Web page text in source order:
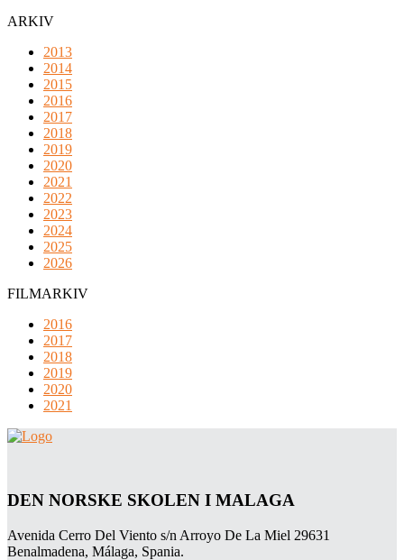
ARKIV
2013
2014
2015
2016
2017
2018
2019
2020
2021
2022
2023
2024
2025
2026
FILMARKIV
2016
2017
2018
2019
2020
2021
DEN NORSKE SKOLEN I MALAGA
Avenida Cerro Del Viento s/n Arroyo De La Miel 29631
Benalmadena, Málaga, Spania.